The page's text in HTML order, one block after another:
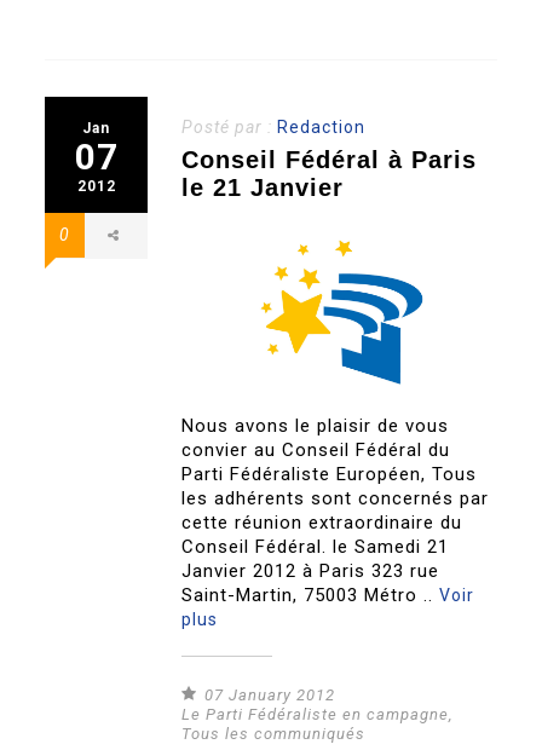
Jan
07
2012
0
Posté par : Redaction
Conseil Fédéral à Paris
le 21 Janvier
Nous avons le plaisir de vous
convier au Conseil Fédéral du
Parti Fédéraliste Européen, Tous
les adhérents sont concernés par
cette réunion extraordinaire du
Conseil Fédéral. le Samedi 21
Janvier 2012 à Paris 323 rue
Saint-Martin, 75003 Métro ..Voir
plus
07 January 2012
Le Parti Fédéraliste en campagne,
Tous les communiqués